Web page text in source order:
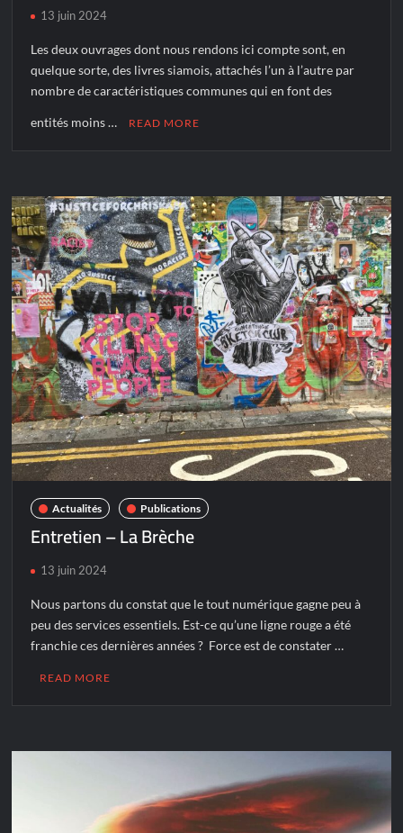
13 juin 2024
Les deux ouvrages dont nous rendons ici compte sont, en
quelque sorte, des livres siamois, attachés l’un à l’autre par
nombre de caractéristiques communes qui en font des
entités moins … READ MORE
Actualités Publications
Entretien – La Brèche
13 juin 2024
Nous partons du constat que le tout numérique gagne peu à
peu des services essentiels. Est-ce qu’une ligne rouge a été
franchie ces dernières années ? Force est de constater …
READ MORE